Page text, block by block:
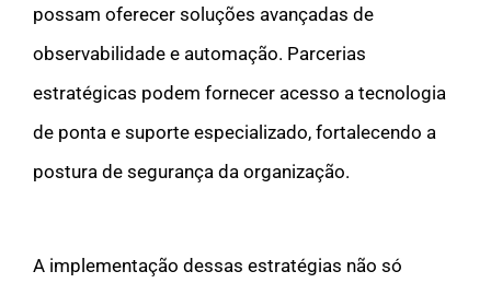
possam oferecer soluções avançadas de
observabilidade e automação. Parcerias
estratégicas podem fornecer acesso a tecnologia
de ponta e suporte especializado, fortalecendo a
postura de segurança da organização.
A implementação dessas estratégias não só